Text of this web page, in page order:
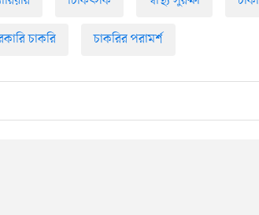
চাকরি চাকরির পরামর্শ